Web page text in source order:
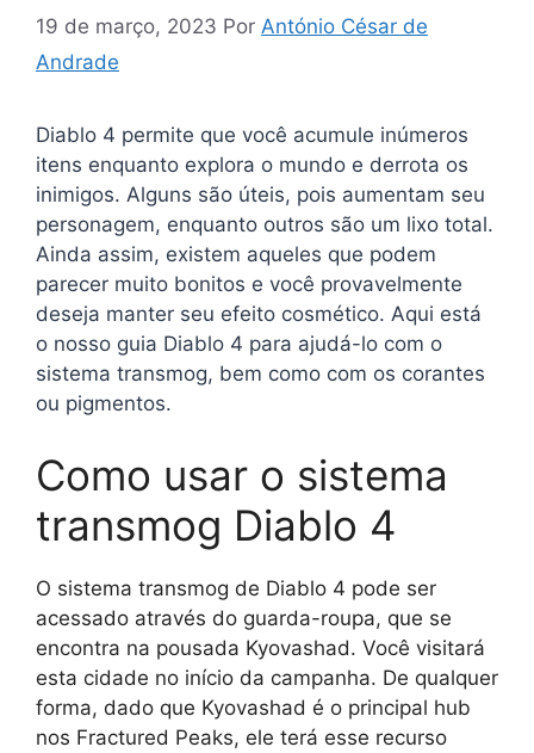
19 de março, 2023 Por António César de
Andrade
Diablo 4 permite que você acumule inúmeros
itens enquanto explora o mundo e derrota os
inimigos. Alguns são úteis, pois aumentam seu
personagem, enquanto outros são um lixo total.
Ainda assim, existem aqueles que podem
parecer muito bonitos e você provavelmente
deseja manter seu efeito cosmético. Aqui está
o nosso guia Diablo 4 para ajudá-lo com o
sistema transmog, bem como com os corantes
ou pigmentos.
Como usar o sistema
transmog Diablo 4
O sistema transmog de Diablo 4 pode ser
acessado através do guarda-roupa, que se
encontra na pousada Kyovashad. Você visitará
esta cidade no início da campanha. De qualquer
forma, dado que Kyovashad é o principal hub
nos Fractured Peaks, ele terá esse recurso